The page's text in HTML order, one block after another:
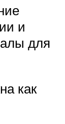
и
для
как